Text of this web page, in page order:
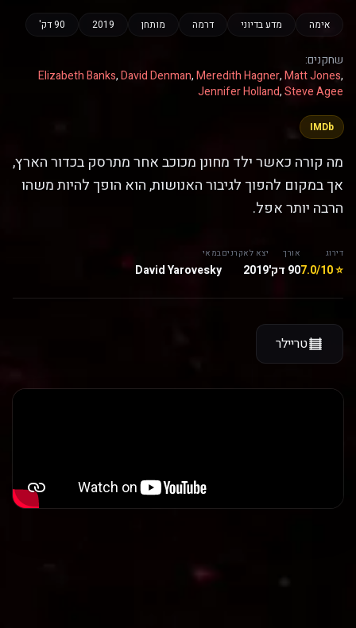
אימה מדע בדיוני דרמה מותחן 2019 90 דק'
שחקנים:
Elizabeth Banks,David Denman,Meredith Hagner,Matt Jones,
Jennifer Holland,Steve Agee
IMDb
מה קורה כאשר ילד מחונן מכוכב אחר מתרסק בכדור הארץ,
אך במקום להפוך לגיבור האנושות, הוא הופך להיות משהו
הרבה יותר אפל.
דירוג
⭐ 7.0/10
אורך
90 דק'
יצא לאקרנים
2019
במאי
David Yarovesky
טריילר